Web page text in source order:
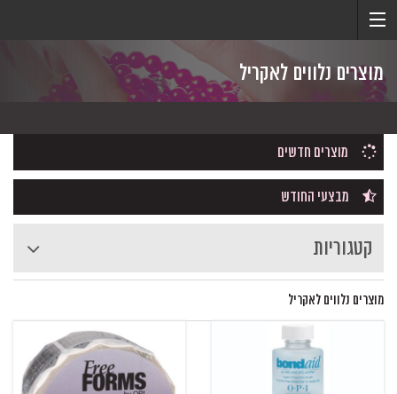
מוצרים נלווים לאקריל
מוצרים חדשים
מבצעי החודש
קטגוריות
מוצרים נלווים לאקריל